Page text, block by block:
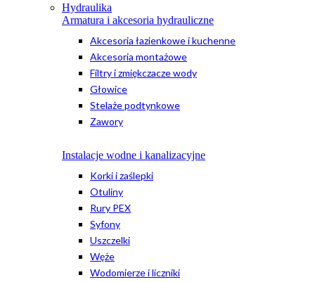
Hydraulika
Armatura i akcesoria hydrauliczne
Akcesoria łazienkowe i kuchenne
Akcesoria montażowe
Filtry i zmiękczacze wody
Głowice
Stelaże podtynkowe
Zawory
Instalacje wodne i kanalizacyjne
Korki i zaślepki
Otuliny
Rury PEX
Syfony
Uszczelki
Węże
Wodomierze i liczniki